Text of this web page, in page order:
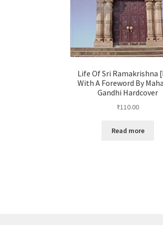
Life Of Sri Ramakrishna
With A Foreword By
Gandhi Hardcover
₹110.00
Read more